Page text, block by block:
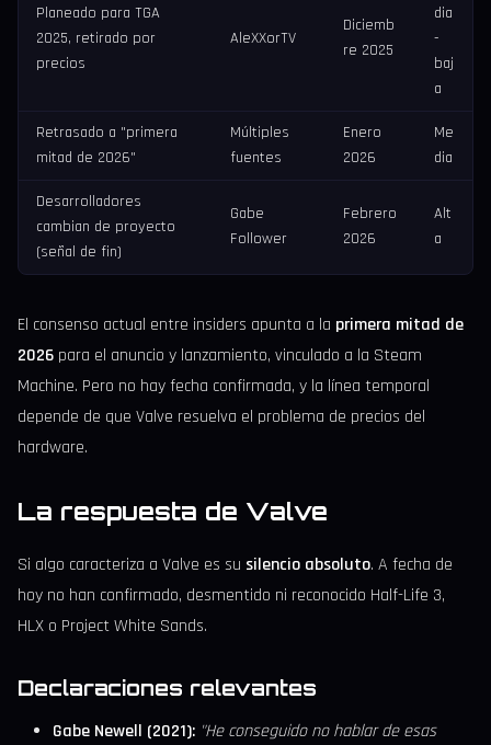
Planeado para TGA
2025, retirado por
precios
AleXXorTV
Diciemb
re 2025
dia
-
baj
a
Retrasado a "primera
mitad de 2026"
Múltiples
fuentes
Enero
2026
Me
dia
Desarrolladores
cambian de proyecto
(señal de fin)
Gabe
Follower
Febrero
2026
Alt
a
El consenso actual entre insiders apunta a la primera mitad de
2026 para el anuncio y lanzamiento, vinculado a la Steam
Machine. Pero no hay fecha confirmada, y la línea temporal
depende de que Valve resuelva el problema de precios del
hardware.
La respuesta de Valve
Si algo caracteriza a Valve es su silencio absoluto. A fecha de
hoy no han confirmado, desmentido ni reconocido Half-Life 3,
HLX o Project White Sands.
Declaraciones relevantes
Gabe Newell (2021): "He conseguido no hablar de esas